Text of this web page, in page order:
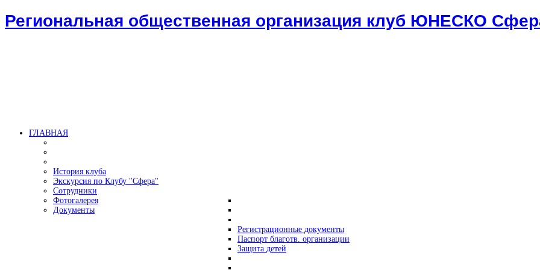
Региональная общественная организация клуб ЮНЕСКО
ГЛАВНАЯ
История клуба
Экскурсия по Клубу "Сфера"
Сотрудники
Фотогалерея
Документы
Регистрационные документы
Паспорт благотв. организации
Защита детей